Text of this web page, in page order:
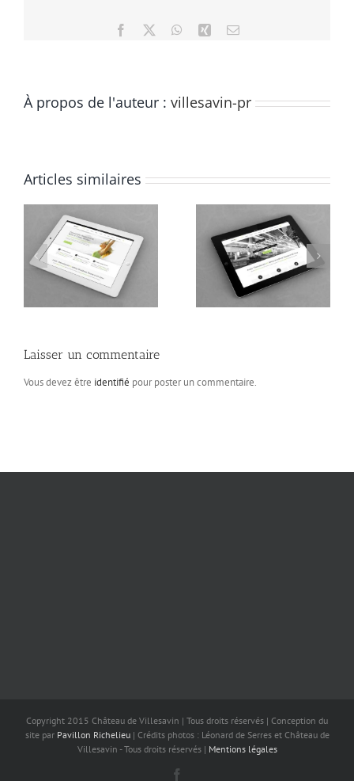
Facebook WhatsApp
Xing Email
À propos de l'auteur : villesavin-pr
Articles similaires
Class Aptent Taciti Soci
Ad Litora
Nunc Tincidunt Elit
Cursus
Laisser un commentaire
Vous devez être identifié pour poster un commentaire.
Copyright 2015 Château de Villesavin | Tous droits réservés | Conception du
site par Pavillon Richelieu| Crédits photos : Léonard de Serres et Château de
Villesavin - Tous droits réservés | Mentions légales